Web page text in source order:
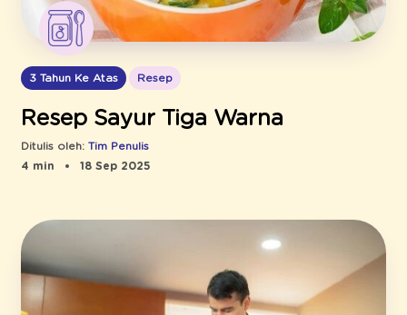
3 Tahun Ke Atas Resep
Resep Sayur Tiga Warna
Ditulis oleh: Tim Penulis
4 min
18 Sep 2025